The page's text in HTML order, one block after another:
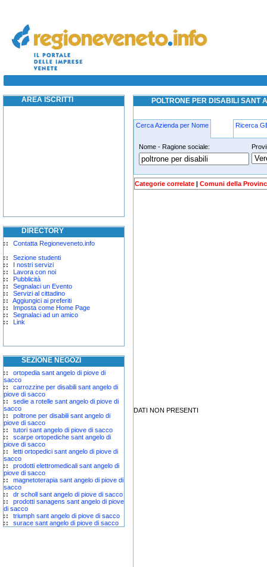
poltrone per disabili sant angelo di piove di sacco
AREA ISCRITTI
DIRECTORY
Contatta Regioneveneto.info
Sezione studenti
I nostri servizi
Lavora con noi
Pubblicità
Segnalaci un Evento
Servizi al cittadino
Aggiungici ai preferiti
Imposta come Home Page
Segnalaci ad un amico
Link
SEZIONE NEGOZI
ortopedia sant angelo di piove di
sacco
carrozzine per disabili sant angelo di
piove di sacco
sedie a rotelle sant angelo di piove di
sacco
poltrone per disabili sant angelo di
piove di sacco
tutori sant angelo di piove di sacco
scarpe ortopediche sant angelo di
piove di sacco
letti ortopedici sant angelo di piove di
sacco
prodotti elettromedicali sant angelo di
piove di sacco
magnetoterapia sant angelo di piove di
sacco
dr scholl sant angelo di piove di sacco
prodotti sanagens sant angelo di piove
di sacco
triumph sant angelo di piove di sacco
surace sant angelo di piove di sacco
POLTRONE PER DISABILI SANT
Cerca Azienda per Nome Ricerca
Nome - Ragione sociale:
poltrone-per-disabili sant-angelo-
Categorie correlate | Comuni della
DATI NON PRESENTI